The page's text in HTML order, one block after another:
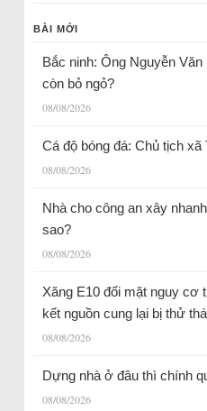
BÀI MỚI
Bắc ninh: Ông Nguyễn
còn bỏ ngỏ?
08/08/2026
Cá độ bóng đá: Chủ tịch
08/08/2026
Nhà cho công an xây
sao?
08/08/2026
Xăng E10 đối mặt nguy cơ
kết nguồn cung lại bị thử
08/08/2026
Dựng nhà ở đâu thì chính
08/08/2026